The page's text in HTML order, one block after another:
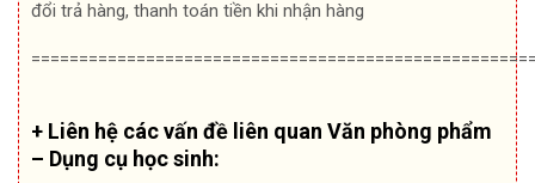
đổi trả hàng, thanh toán tiền khi nhận hàng
+ Liên hệ các vấn đề liên quan Văn phòng phẩm
– Dụng cụ học sinh: